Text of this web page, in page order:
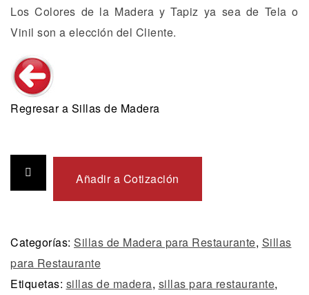
Los Colores de la Madera y Tapiz ya sea de Tela o
Vinil son a elección del Cliente.
Regresar a Sillas de Madera
Añadir a Cotización
Categorías: Sillas de Madera para Restaurante, Sillas
para Restaurante
Etiquetas: sillas de madera, sillas para restaurante,